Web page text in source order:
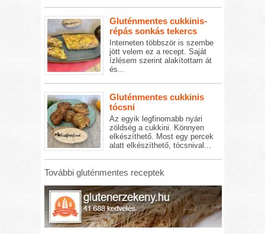
Gluténmentes cukkinis-
répás sonkás tekercs
Interneten többször is szembe
jött velem ez a recept. Saját
ízlésem szerint alakítottam át
és...
Gluténmentes cukkinis
tócsni
Az egyik legfinomabb nyári
zöldség a cukkini. Könnyen
elkészíthető. Most egy percek
alatt elkészíthető, tócsnival...
További gluténmentes receptek